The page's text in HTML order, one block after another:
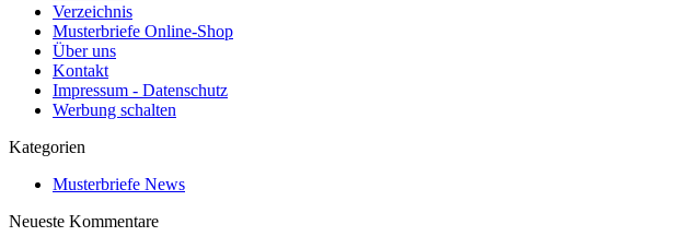
Verzeichnis
Musterbriefe Online-Shop
Über uns
Kontakt
Impressum - Datenschutz
Werbung schalten
Kategorien
Musterbriefe News
Neueste Kommentare